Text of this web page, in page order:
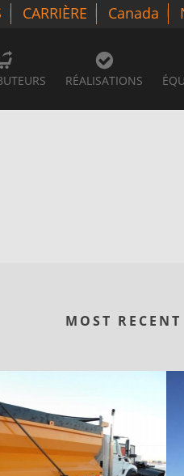
CARRIÈRE Canada
RÉALISATIONS
MOST RECENT